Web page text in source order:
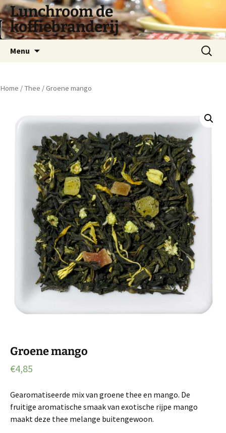
Lunchroom de
koffiebranderij
Menu
Zoeken
naar:
Home / Thee / Groene mango
Groene mango
€4,85
Gearomatiseerde mix van groene thee en mango. De
fruitige aromatische smaak van exotische rijpe mango
maakt deze thee melange buitengewoon.